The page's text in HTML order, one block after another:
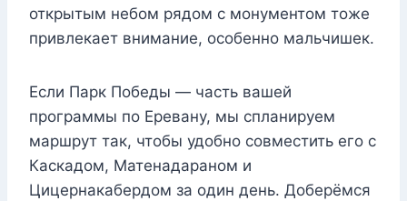
открытым небом рядом с монументом тоже
привлекает внимание, особенно мальчишек.
Если Парк Победы — часть вашей
программы по Еревану, мы спланируем
маршрут так, чтобы удобно совместить его с
Каскадом, Матенадараном и
Цицернакабердом за один день. Доберёмся